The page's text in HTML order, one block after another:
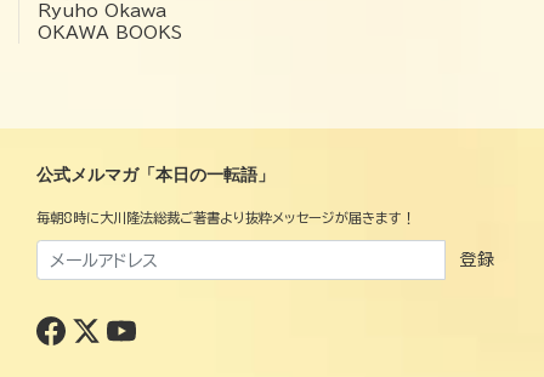
Ryuho Okawa
OKAWA BOOKS
公式メルマガ「本日の一転語」
毎朝8時に大川隆法総裁ご著書より抜粋メッセージが届きます！
登録